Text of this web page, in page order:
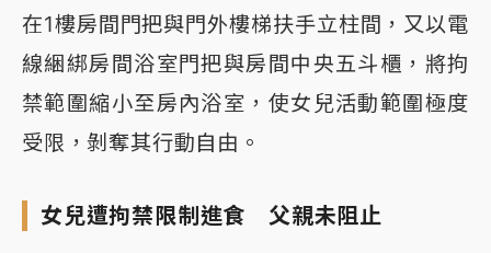
在1樓房間門把與門外樓梯扶手立柱間，又以電
線綑綁房間浴室門把與房間中央五斗櫃，將拘
禁範圍縮小至房內浴室，使女兒活動範圍極度
受限，剝奪其行動自由。
女兒遭拘禁限制進食 父親未阻止